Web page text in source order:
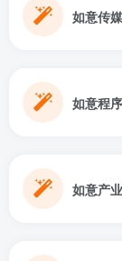
如意传
如意程
如意产